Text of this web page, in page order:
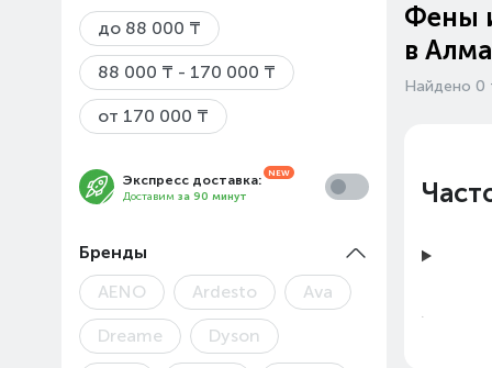
до 88 000 ₸
88 000 ₸ - 170 000 ₸
от 170 000 ₸
Экспресс доставка:
Доставим за 90 минут
Бренды
AENO
Ardesto Ava
Dreame Dyson
Фены
в
Найдено 0